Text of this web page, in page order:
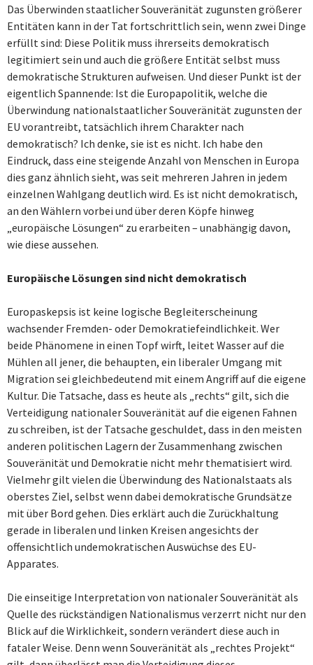
Das Überwinden staatlicher Souveränität zugunsten größerer
Entitäten kann in der Tat fortschrittlich sein, wenn zwei Dinge
erfüllt sind: Diese Politik muss ihrerseits demokratisch
legitimiert sein und auch die größere Entität selbst muss
demokratische Strukturen aufweisen. Und dieser Punkt ist der
eigentlich Spannende: Ist die Europapolitik, welche die
Überwindung nationalstaatlicher Souveränität zugunsten der
EU vorantreibt, tatsächlich ihrem Charakter nach
demokratisch? Ich denke, sie ist es nicht. Ich habe den
Eindruck, dass eine steigende Anzahl von Menschen in Europa
dies ganz ähnlich sieht, was seit mehreren Jahren in jedem
einzelnen Wahlgang deutlich wird. Es ist nicht demokratisch,
an den Wählern vorbei und über deren Köpfe hinweg
„europäische Lösungen“ zu erarbeiten – unabhängig davon,
wie diese aussehen.
Europäische Lösungen sind nicht demokratisch
Europaskepsis ist keine logische Begleiterscheinung
wachsender Fremden- oder Demokratiefeindlichkeit. Wer
beide Phänomene in einen Topf wirft, leitet Wasser auf die
Mühlen all jener, die behaupten, ein liberaler Umgang mit
Migration sei gleichbedeutend mit einem Angriff auf die eigene
Kultur. Die Tatsache, dass es heute als „rechts“ gilt, sich die
Verteidigung nationaler Souveränität auf die eigenen Fahnen
zu schreiben, ist der Tatsache geschuldet, dass in den meisten
anderen politischen Lagern der Zusammenhang zwischen
Souveränität und Demokratie nicht mehr thematisiert wird.
Vielmehr gilt vielen die Überwindung des Nationalstaats als
oberstes Ziel, selbst wenn dabei demokratische Grundsätze
mit über Bord gehen. Dies erklärt auch die Zurückhaltung
gerade in liberalen und linken Kreisen angesichts der
offensichtlich undemokratischen Auswüchse des EU-
Apparates.
Die einseitige Interpretation von nationaler Souveränität als
Quelle des rückständigen Nationalismus verzerrt nicht nur den
Blick auf die Wirklichkeit, sondern verändert diese auch in
fataler Weise. Denn wenn Souveränität als „rechtes Projekt“